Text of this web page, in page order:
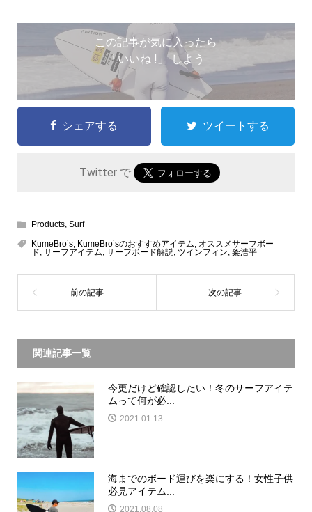
この記事が気に入ったら
「いいね !」 しよう
シェアする ツイートする
Twitter で
Products, Surf
KumeBro’s, KumeBro’sのおすすめアイテム オススメサーフボー
ド サーフアイテム サーフボード解説 ツインフィン 粂浩平
関連記事一覧
今更だけど確認したい！冬のサーフアイテ
ムって何が必...
2021.01.13
海までのボード運びを楽にする！女性子供
必見アイテム...
2021.08.08